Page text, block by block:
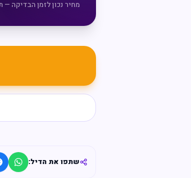
מחיר נכון לזמן הבדיקה
שתפו את הדיל: